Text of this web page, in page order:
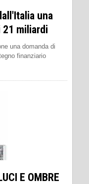
una
21 miliardi
una domanda di
finanziario
E OMBRE